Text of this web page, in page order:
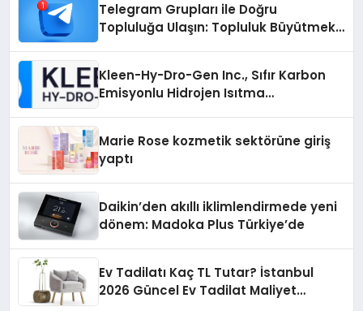
Telegram Grupları ile Doğru
Topluluğa Ulaşın: Topluluk Büyütmek
Kleen-Hy-Dro-Gen Inc., Sıfır Karbon
Emisyonlu Hidrojen Isıtma
Marie Rose kozmetik sektörüne giriş
yaptı
Daikin’den akıllı iklimlendirmede yeni
dönem: Madoka Plus Türkiye’de
Ev Tadilatı Kaç TL Tutar? İstanbul
2026 Güncel Ev Tadilat Maliyet